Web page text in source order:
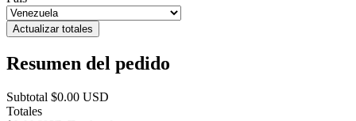
Actualizar totales
Resumen del pedido
Subtotal $0.00 USD
Totales